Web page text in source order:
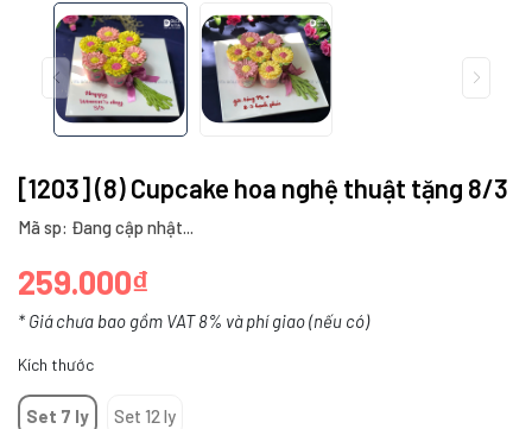
[1203] (8) Cupcake hoa nghệ thuật tặng 8/3
Mã sp: Đang cập nhật...
259.000₫
* Giá chưa bao gồm VAT 8% và phí giao (nếu có)
Kích thước
Set 7 ly Set 12 ly